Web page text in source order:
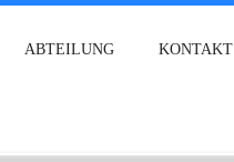
ABTEILUNG KONTAKT